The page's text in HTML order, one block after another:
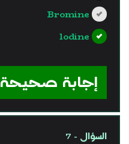
Bromine
lodine
إجابة صحيحة
السؤال - 7